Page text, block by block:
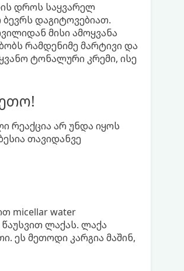
დროს საყვარელ
დაგიტოვებიათ.
მისი ამოყვანა
რამდენიმე მარტივი და
ტონალური კრემი, ისე
რეაქცია არ უნდა იყოს
თავიდანვე
micellar water
ლაქას. ლაქა
ეს მეთოდი კარგია მაშინ,